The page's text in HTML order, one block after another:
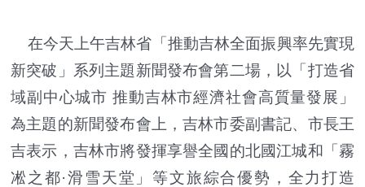
在今天上午吉林省「推動吉林全面振興率先實現
新突破」系列主題新聞發布會第二場，以「打造省
域副中心城市 推動吉林市經濟社會高質量發展」
為主題的新聞發布會上，吉林市委副書記、市長王
吉表示，吉林市將發揮享譽全國的北國江城和「霧
凇之都·滑雪天堂」等文旅綜合優勢，全力打造